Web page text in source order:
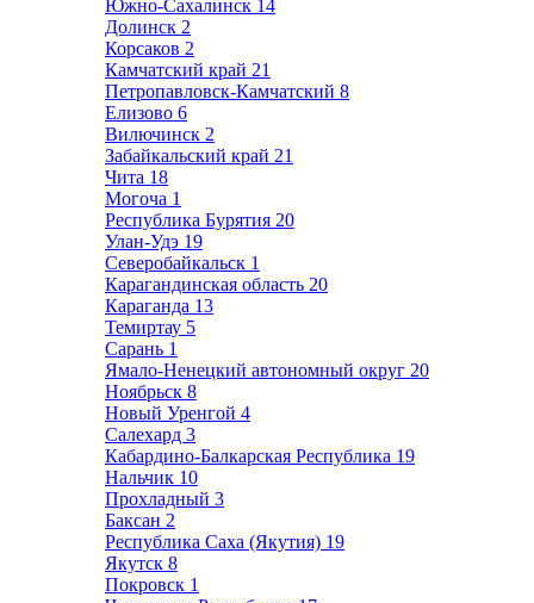
Южно-Сахалинск 14
Долинск 2
Корсаков 2
Камчатский край 21
Петропавловск-Камчатский 8
Елизово 6
Вилючинск 2
Забайкальский край 21
Чита 18
Могоча 1
Республика Бурятия 20
Улан-Удэ 19
Северобайкальск 1
Карагандинская область 20
Караганда 13
Темиртау 5
Сарань 1
Ямало-Ненецкий автономный округ 20
Ноябрьск 8
Новый Уренгой 4
Салехард 3
Кабардино-Балкарская Республика 19
Нальчик 10
Прохладный 3
Баксан 2
Республика Саха (Якутия) 19
Якутск 8
Покровск 1